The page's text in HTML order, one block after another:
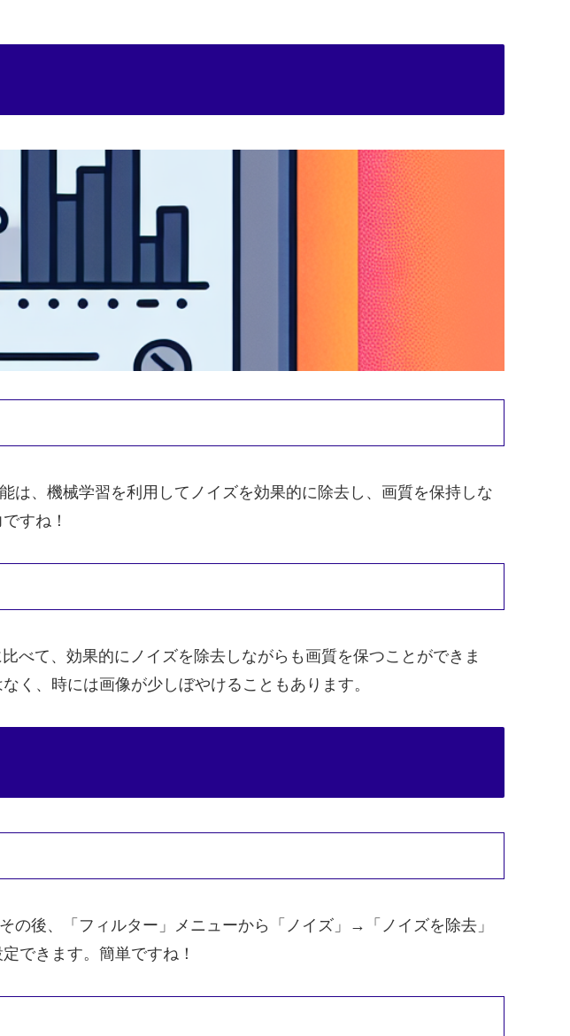
は、機械学習を利用してノイズを効果的に除去し、画質を保持しな
すね！
べて、効果的にノイズを除去しながらも画質を保つことができま
く、時には画像が少しぼやけることもあります。
後、「フィルター」メニューから「ノイズ」→「ノイズを除去」
できます。簡単ですね！